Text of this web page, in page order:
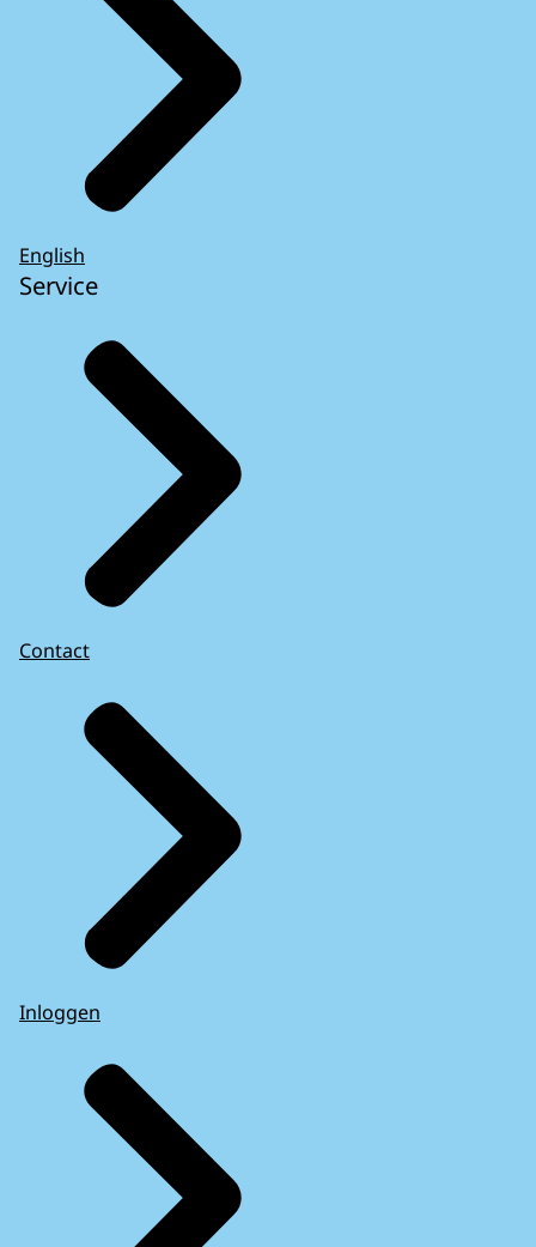
English
Service
Contact
Inloggen